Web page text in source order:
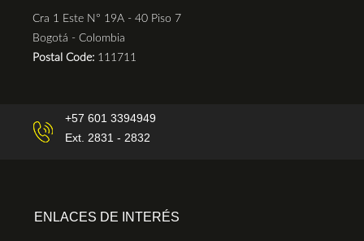
Cra 1 Este N° 19A - 40 Piso 7
Bogotá - Colombia
Postal Code: 111711
+57 601 3394949
Ext. 2831 - 2832
ENLACES DE INTERÉS